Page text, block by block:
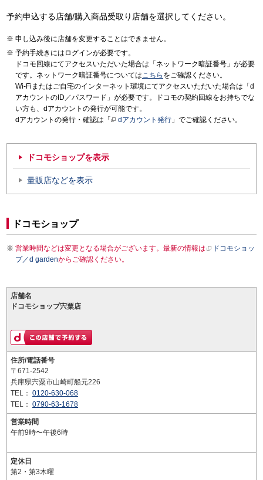
予約申込する店舗/購入商品受取り店舗を選択してください。
申し込み後に店舗を変更することはできません。
予約手続きにはログインが必要です。
ドコモ回線にてアクセスいただいた場合は「ネットワーク暗証番号」が必要
です。ネットワーク暗証番号についてはこちら をご確認ください。
Wi-Fiまたはご自宅のインターネット環境にてアクセスいただいた場合は「d
アカウントのID／パスワード」が必要です。ドコモの契約回線をお持ちでな
い方も、dアカウントの発行が可能です。
dアカウントの発行・確認は「
dアカウント発行 」でご確認ください。
ドコモショップを表示
量販店などを表示
ドコモショップ
営業時間などは変更となる場合がございます。最新の情報は
ドコモショッ
プ／d gardenからご確認ください。
店舗名
ドコモショップ宍粟店
住所/電話番号
〒671-2542
兵庫県宍粟市山崎町船元226
TEL： 0120-630-068
TEL： 0790-63-1678
営業時間
午前9時〜午後6時
定休日
第2・第3木曜